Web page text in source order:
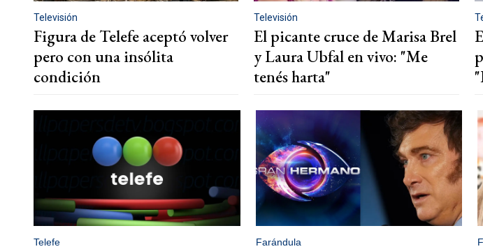
Televisión
Figura de Telefe aceptó volver
pero con una insólita
condición
Televisión
El picante cruce de Marisa Brel
y Laura Ubfal en vivo: "Me
tenés harta"
Telefe Farándula